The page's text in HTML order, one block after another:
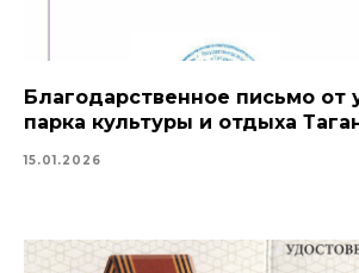
Благодарственное письмо от
парка культуры и отдыха
15.01.2026